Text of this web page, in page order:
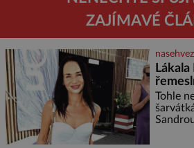
ZAJÍMAVÉ
tělo!
Tohle